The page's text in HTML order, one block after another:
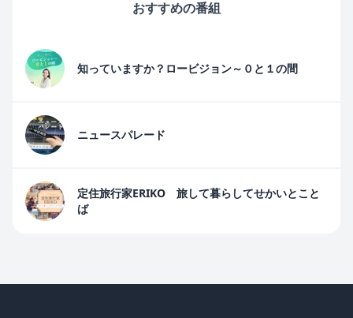
おすすめの番組
知っていますか？ロービジョン～０と１の間
ニュースパレード
定住旅行家ERIKO 旅して暮らしてせかいとこと
ば